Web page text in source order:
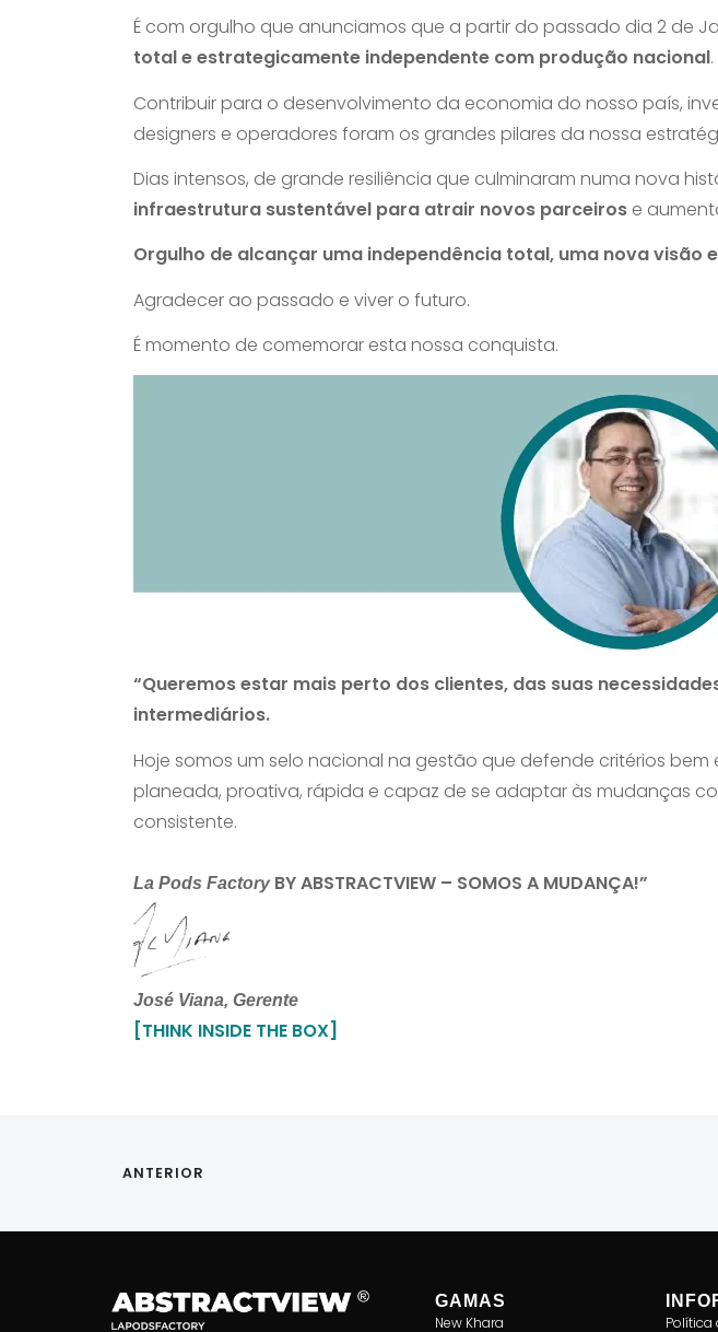
É com orgulho que anunciamos que a partir do passado dia 2 de
total e estrategicamente independente com produção nacional.
Contribuir para o desenvolvimento da economia do nosso país,
designers e operadores foram os grandes pilares da nossa
Dias intensos, de grande resiliência que culminaram numa nova
infraestrutura sustentável para atrair novos parceiros e
Orgulho de alcançar uma independência total, uma nova
Agradecer ao passado e viver o futuro.
É momento de comemorar esta nossa conquista.
“Queremos estar mais perto dos clientes, das suas
intermediários.
Hoje somos um selo nacional na gestão que defende critérios
planeada, proativa, rápida e capaz de se adaptar às mudanças
consistente.
La Pods FactoryBY ABSTRACTVIEW – SOMOS A MUDANÇA!”
José Viana, Gerente
[THINK INSIDE THE BOX]
ANTERIOR
GAMAS
New Khara
Política